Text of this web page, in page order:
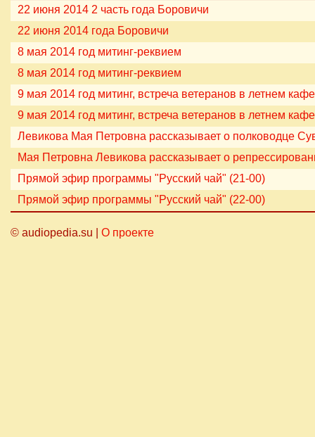
22 июня 2014 2 часть года Боровичи
22 июня 2014 года Боровичи
8 мая 2014 год митинг-реквием
8 мая 2014 год митинг-реквием
9 мая 2014 год митинг, встреча ветеранов в летнем кафе
9 мая 2014 год митинг, встреча ветеранов в летнем кафе
Левикова Мая Петровна рассказывает о полководце
Мая Петровна Левикова рассказывает о
Прямой эфир программы "Русский чай" (21-00)
Прямой эфир программы "Русский чай" (22-00)
© audiopedia.su | О проекте